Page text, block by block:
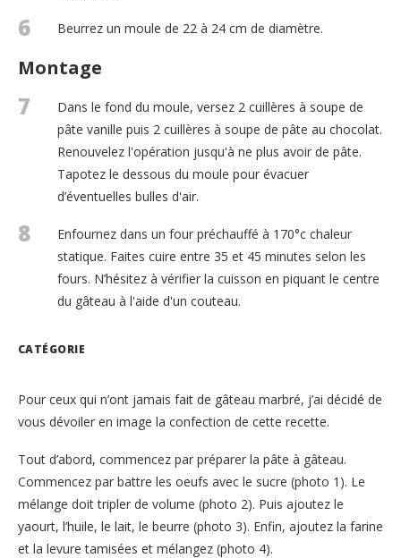
6 Beurrez un moule de 22 à 24 cm de diamètre.
Montage
7
Dans le fond du moule, versez 2 cuillères à soupe de
pâte vanille puis 2 cuillères à soupe de pâte au chocolat.
Renouvelez l'opération jusqu'à ne plus avoir de pâte.
Tapotez le dessous du moule pour évacuer
d’éventuelles bulles d'air.
8
Enfournez dans un four préchauffé à 170°c chaleur
statique. Faites cuire entre 35 et 45 minutes selon les
fours. N’hésitez à vérifier la cuisson en piquant le centre
du gâteau à l'aide d'un couteau.
CATÉGORIE
Pour ceux qui n’ont jamais fait de gâteau marbré, j’ai décidé de
vous dévoiler en image la confection de cette recette.
Tout d’abord, commencez par préparer la pâte à gâteau.
Commencez par battre les oeufs avec le sucre (photo 1). Le
mélange doit tripler de volume (photo 2). Puis ajoutez le
yaourt, l’huile, le lait, le beurre (photo 3). Enfin, ajoutez la farine
et la levure tamisées et mélangez (photo 4).